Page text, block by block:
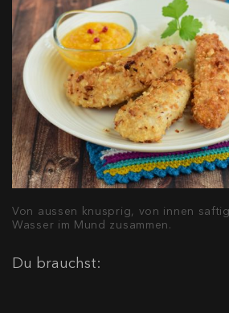
Von aussen knusprig, von innen
Wasser im Mund zusammen.
Du brauchst: